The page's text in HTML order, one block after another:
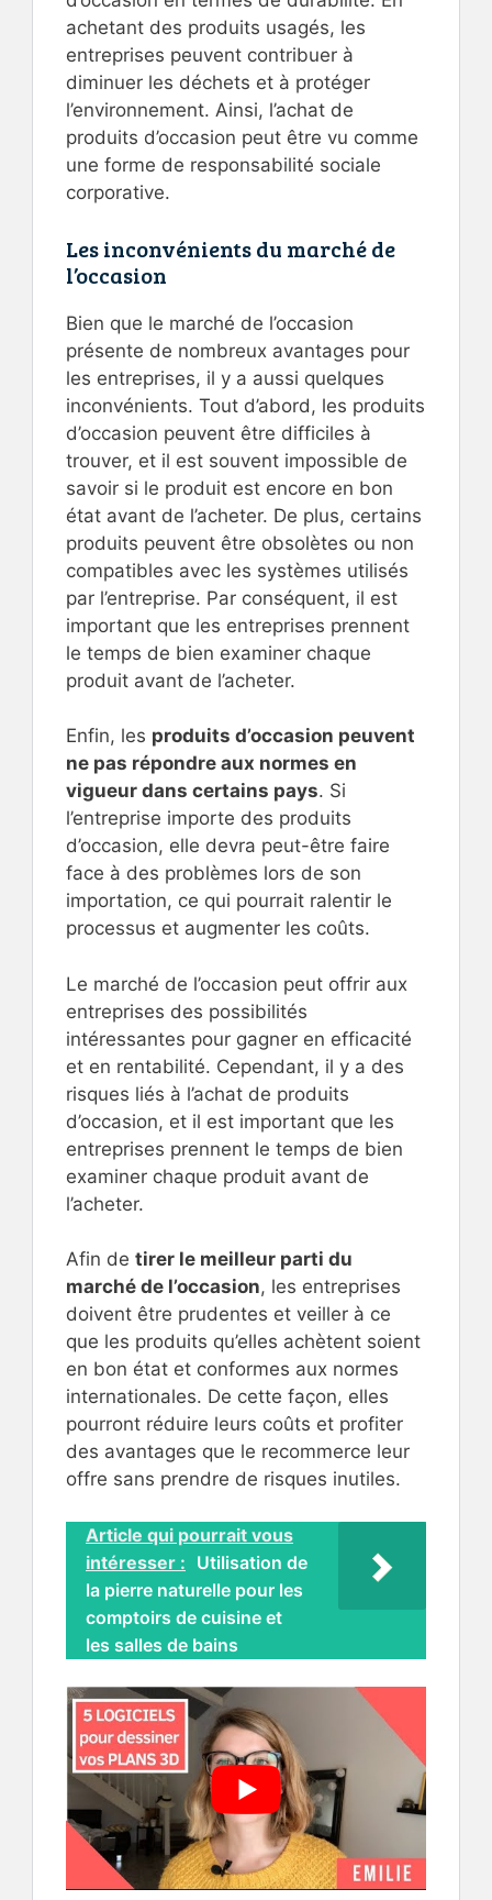
achetant des produits usagés, les
entreprises peuvent contribuer à
diminuer les déchets et à protéger
l’environnement. Ainsi, l’achat de
produits d’occasion peut être vu comme
une forme de responsabilité sociale
corporative.
Les inconvénients du marché de
l’occasion
Bien que le marché de l’occasion
présente de nombreux avantages pour
les entreprises, il y a aussi quelques
inconvénients. Tout d’abord, les produits
d’occasion peuvent être difficiles à
trouver, et il est souvent impossible de
savoir si le produit est encore en bon
état avant de l’acheter. De plus, certains
produits peuvent être obsolètes ou non
compatibles avec les systèmes utilisés
par l’entreprise. Par conséquent, il est
important que les entreprises prennent
le temps de bien examiner chaque
produit avant de l’acheter.
Enfin, les produits d’occasion peuvent
ne pas répondre aux normes en
vigueur dans certains pays. Si
l’entreprise importe des produits
d’occasion, elle devra peut-être faire
face à des problèmes lors de son
importation, ce qui pourrait ralentir le
processus et augmenter les coûts.
Le marché de l’occasion peut offrir aux
entreprises des possibilités
intéressantes pour gagner en efficacité
et en rentabilité. Cependant, il y a des
risques liés à l’achat de produits
d’occasion, et il est important que les
entreprises prennent le temps de bien
examiner chaque produit avant de
l’acheter.
Afin de tirer le meilleur parti du
marché de l’occasion, les entreprises
doivent être prudentes et veiller à ce
que les produits qu’elles achètent soient
en bon état et conformes aux normes
internationales. De cette façon, elles
pourront réduire leurs coûts et profiter
des avantages que le recommerce leur
offre sans prendre de risques inutiles.
Article qui pourrait vous
intéresser : Utilisation de
la pierre naturelle pour les
comptoirs de cuisine et
les salles de bains